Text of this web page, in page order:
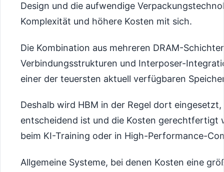
Design und die aufwendige
Komplexität und höhere Kosten mit sich.
Die Kombination aus mehreren DRAM-
Verbindungsstrukturen und Interposer-
einer der teuersten aktuell verfügbaren
Deshalb wird HBM in der Regel dort
entscheidend ist und die Kosten gerechtfertigt
beim KI-Training oder in High-Performance-
Allgemeine Systeme, bei denen Kosten eine